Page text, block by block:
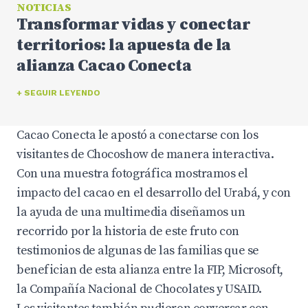
NOTICIAS
Transformar vidas y conectar
territorios: la apuesta de la
alianza Cacao Conecta
+ SEGUIR LEYENDO
Cacao Conecta le apostó a conectarse con los
visitantes de Chocoshow de manera interactiva.
Con una muestra fotográfica mostramos el
impacto del cacao en el desarrollo del Urabá, y con
la ayuda de una multimedia diseñamos un
recorrido por la historia de este fruto con
testimonios de algunas de las familias que se
benefician de esta alianza entre la FIP, Microsoft,
la Compañía Nacional de Chocolates y USAID.